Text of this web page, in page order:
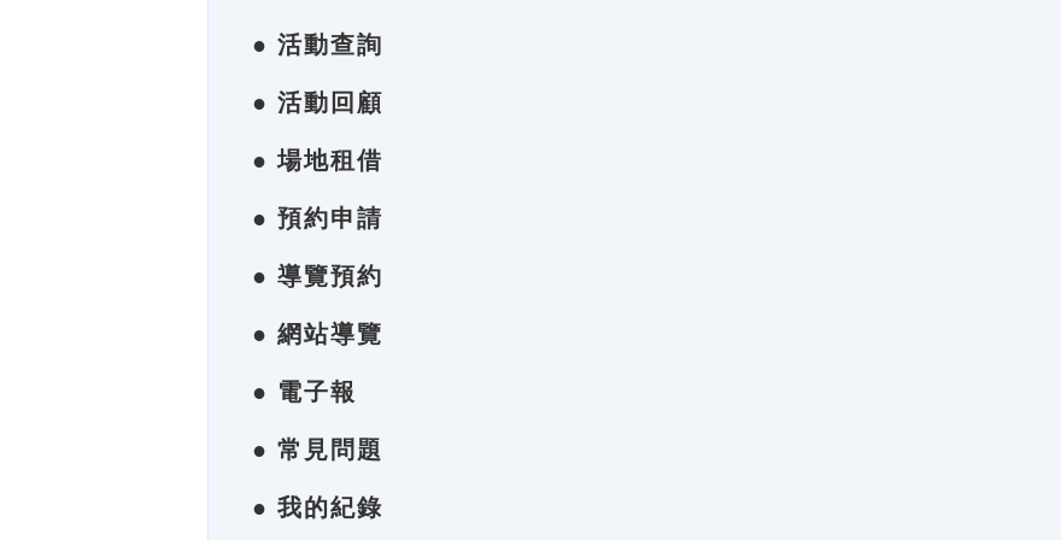
● 活動查詢
● 活動回顧
● 場地租借
● 預約申請
● 導覽預約
● 網站導覽
● 電子報
● 常見問題
● 我的紀錄